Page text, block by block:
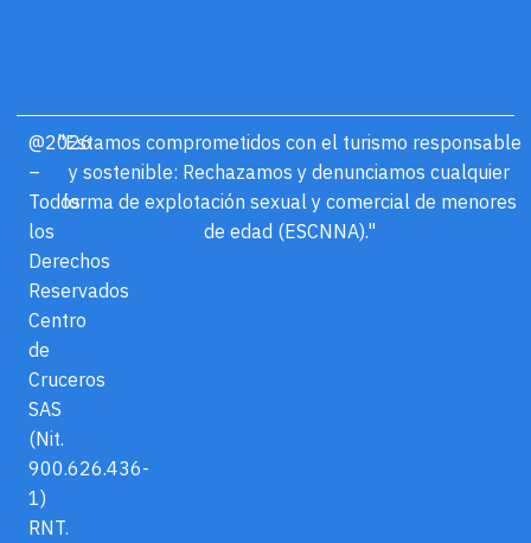
@2026
–
Todos
los
Derechos
Reservados
Centro
de
Cruceros
SAS
(Nit.
900.626.436-
1)
RNT.
"Estamos comprometidos con el turismo responsable
y sostenible: Rechazamos y denunciamos cualquier
forma de explotación sexual y comercial de menores
de edad (ESCNNA)."